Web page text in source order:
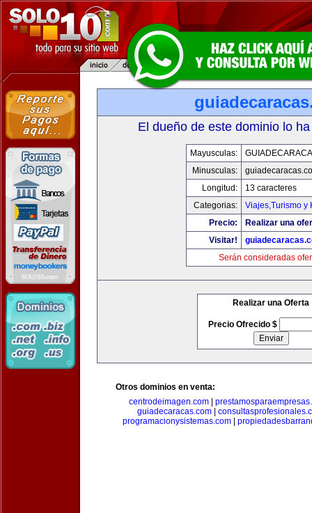
El dueño de este dominio lo
Mayusculas:
Minusculas:
Longitud:
13 caracteres
Categorias:
Viajes,Turismo y
Precio:
Realizar una
Visitar!
Serán consideradas
Realizar una Oferta
Precio Ofrecido $
Otros dominios en venta:
centrodeimagen.com
guiadecaracas.com
programacionysistemas.com|